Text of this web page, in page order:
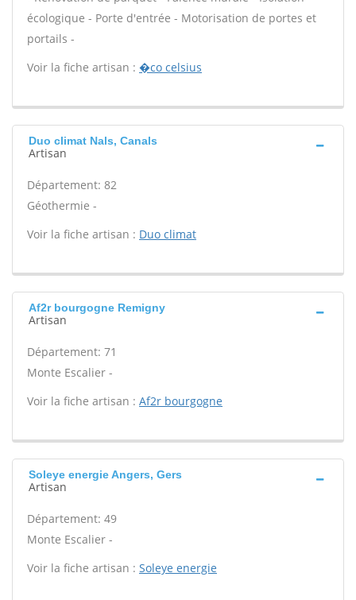
écologique - Porte d'entrée - Motorisation de portes et
portails -
Voir la fiche artisan : �co celsius
Duo climat Nals, Canals
Artisan
Département: 82
Géothermie -
Voir la fiche artisan : Duo climat
Af2r bourgogne Remigny
Artisan
Département: 71
Monte Escalier -
Voir la fiche artisan : Af2r bourgogne
Soleye energie Angers, Gers
Artisan
Département: 49
Monte Escalier -
Voir la fiche artisan : Soleye energie